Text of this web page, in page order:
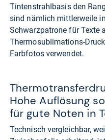
Tintenstrahlbasis den
sind nämlich mittlerweile
Schwarzpatrone für Texte
Thermosublimations-
Farbfotos verwendet.
Hohe Auflösung
für gute Noten in
Technisch vergleichbar,